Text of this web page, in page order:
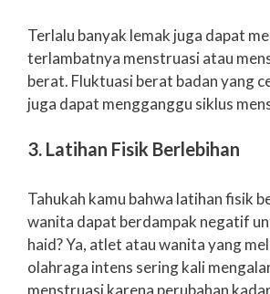
Terlalu banyak lemak juga dapat
terlambatnya menstruasi atau
berat. Fluktuasi berat badan yang
juga dapat mengganggu siklus
3. Latihan Fisik Berlebihan
Tahukah kamu bahwa latihan fisik
wanita dapat berdampak negatif
haid? Ya, atlet atau wanita yang
olahraga intens sering kali